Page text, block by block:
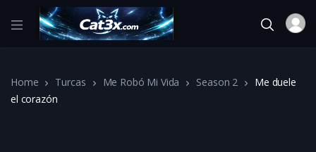
Home Turcas Me Robó Mi Vida Season 2
Me duele
el corazón